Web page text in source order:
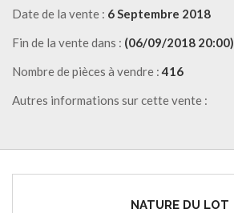
Date de la vente : 6 Septembre 2018
Fin de la vente dans : (06/09/2018 20:00)
Nombre de pièces à vendre :416
Autres informations sur cette vente :
NATURE DU LOT